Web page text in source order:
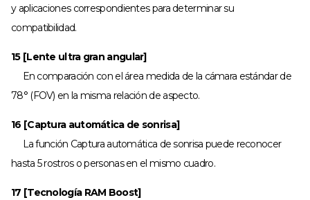
y aplicaciones correspondientes para determinar su
compatibilidad.
15 [Lente ultra gran angular]
En comparación con el área medida de la cámara estándar de
78° (FOV) en la misma relación de aspecto.
16 [Captura automática de sonrisa]
La función Captura automática de sonrisa puede reconocer
hasta 5 rostros o personas en el mismo cuadro.
17 [Tecnología RAM Boost]